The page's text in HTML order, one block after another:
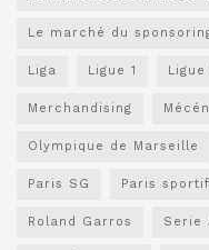
Le marché du
Liga Ligue 1 Ligue
Merchandising
Olympique de Marseille
Paris SG Paris
Roland Garros Serie